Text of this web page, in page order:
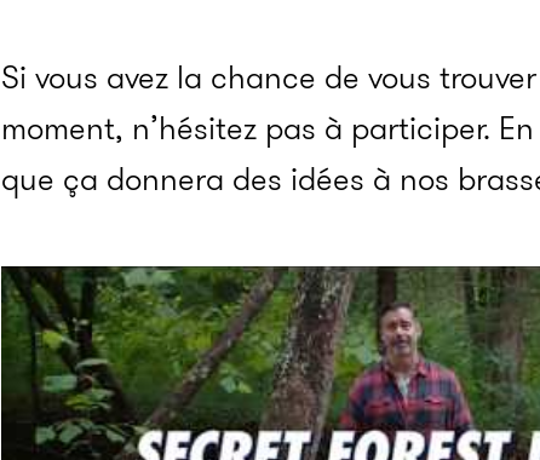
Si vous avez la chance de vous
moment, n’hésitez pas à participer.
que ça donnera des idées à nos